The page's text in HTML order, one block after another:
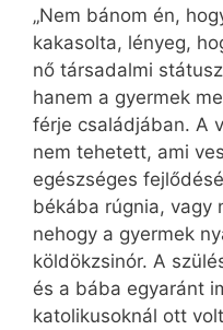
„Nem bánom én,
kakasolta, lényeg,
nő társadalmi
hanem a gyermek
férje családjában. A
nem tehetett, ami
egészséges
békába rúgnia, vagy
nehogy a gyermek
köldökzsinór. A
és a bába egyaránt
katolikusoknál ott